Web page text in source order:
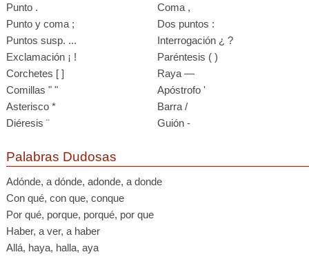
Punto .
Coma ,
Punto y coma ;
Dos puntos :
Puntos susp. ...
Interrogación ¿ ?
Exclamación ¡ !
Paréntesis ( )
Corchetes [ ]
Raya —
Comillas " "
Apóstrofo '
Asterisco *
Barra /
Diéresis ¨
Guión -
Palabras Dudosas
Adónde, a dónde, adonde, a donde
Con qué, con que, conque
Por qué, porque, porqué, por que
Haber, a ver, a haber
Allá, haya, halla, aya